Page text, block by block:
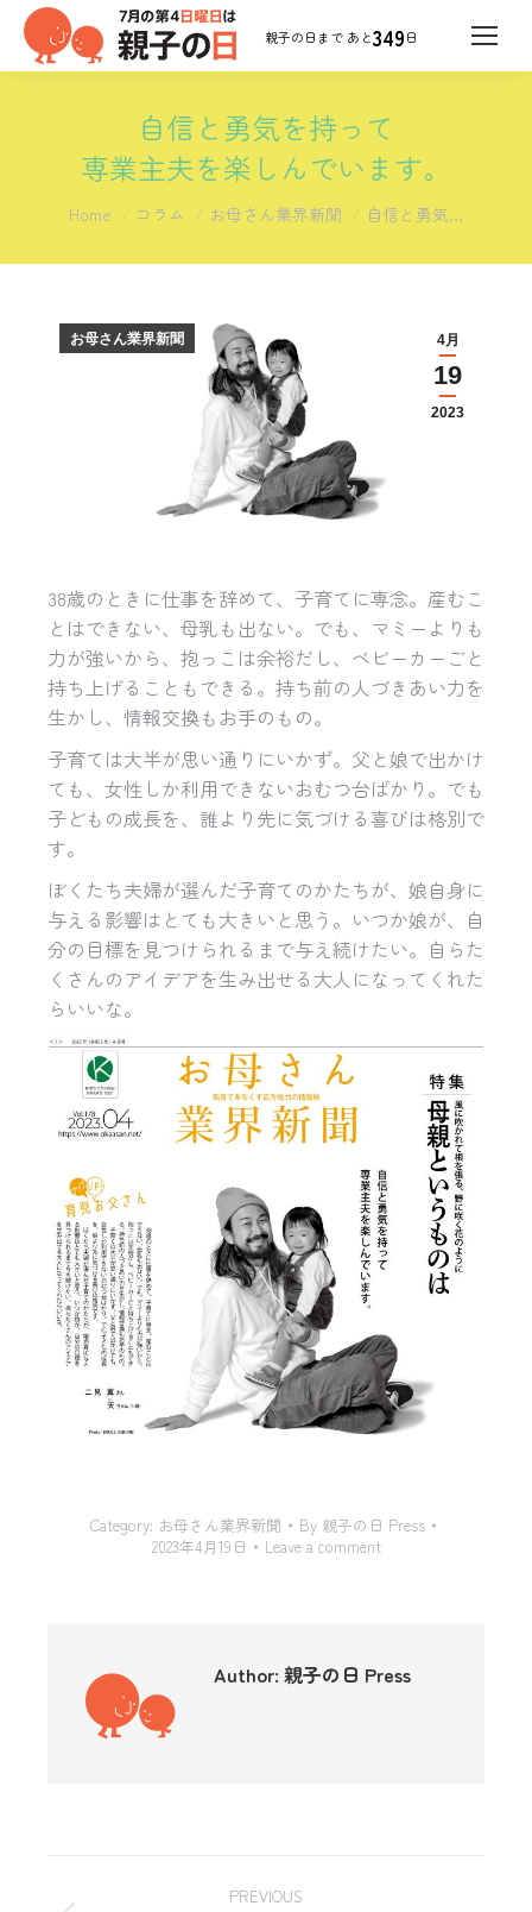
349日
自信と勇気を持って
専業主夫を楽しんでいます。
You are here:
Home コラム お母さん業界新聞 自信と勇気…
4月
19
2023
お母さん業界新聞
38歳のときに仕事を辞めて、子育てに専念。産むこ
とはできない、母乳も出ない。でも、マミーよりも
力が強いから、抱っこは余裕だし、ベビーカーごと
持ち上げることもできる。持ち前の人づきあい力を
生かし、情報交換もお手のもの。
子育ては大半が思い通りにいかず。父と娘で出かけ
ても、女性しか利用できないおむつ台ばかり。でも
子どもの成長を、誰より先に気づける喜びは格別で
す。
ぼくたち夫婦が選んだ子育てのかたちが、娘自身に
与える影響はとても大きいと思う。いつか娘が、自
分の目標を見つけられるまで与え続けたい。自らた
くさんのアイデアを生み出せる大人になってくれた
らいいな。
Category: お母さん業界新聞 By 親子の日 Press
2023年4月19日
Leave a comment
Author: 親子の日 Press
PREVIOUS